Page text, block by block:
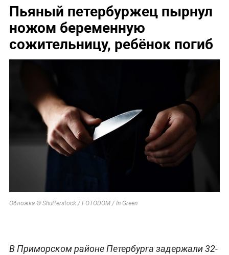
Пьяный петербуржец пырнул
ножом беременную
сожительницу, ребёнок погиб
Обложка © Shutterstock / FOTODOM / In Green
В Приморском районе Петербурга задержали 32-